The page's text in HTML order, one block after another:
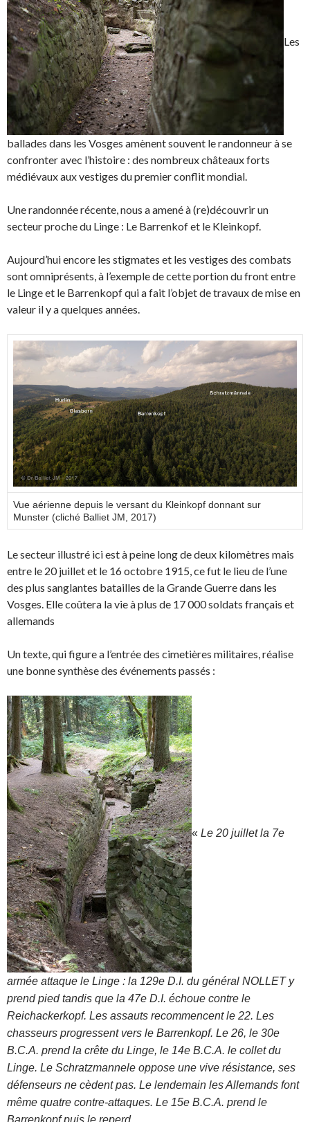
Les
ballades dans les Vosges amènent souvent le randonneur à se
confronter avec l’histoire : des nombreux châteaux forts
médiévaux aux vestiges du premier conflit mondial.
Une randonnée récente, nous a amené à (re)découvrir un
secteur proche du Linge : Le Barrenkof et le Kleinkopf.
Aujourd’hui encore les stigmates et les vestiges des combats
sont omniprésents, à l’exemple de cette portion du front entre
le Linge et le Barrenkopf qui a fait l’objet de travaux de mise en
valeur il y a quelques années.
Vue aérienne depuis le versant du Kleinkopf donnant sur
Munster (cliché Balliet JM, 2017)
Le secteur illustré ici est à peine long de deux kilomètres mais
entre le 20 juillet et le 16 octobre 1915, ce fut le lieu de l’une
des plus sanglantes batailles de la Grande Guerre dans les
Vosges. Elle coûtera la vie à plus de 17 000 soldats français et
allemands
Un texte, qui figure a l’entrée des cimetières militaires, réalise
une bonne synthèse des événements passés :
« Le 20 juillet la 7e
armée attaque le Linge : la 129e D.I. du général NOLLET y
prend pied tandis que la 47e D.I. échoue contre le
Reichackerkopf. Les assauts recommencent le 22. Les
chasseurs progressent vers le Barrenkopf. Le 26, le 30e
B.C.A. prend la crête du Linge, le 14e B.C.A. le collet du
Linge. Le Schratzmannele oppose une vive résistance, ses
défenseurs ne cèdent pas. Le lendemain les Allemands font
même quatre contre-attaques. Le 15e B.C.A. prend le
Barrenkopf puis le reperd.